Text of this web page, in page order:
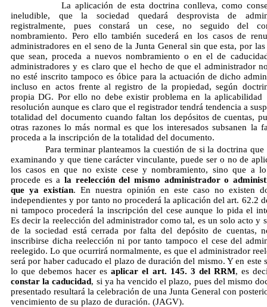
La aplicación de esta doctrina conlleva, como
ineludible, que la sociedad quedará desprovista de
registralmente, pues constará un cese, no seguido del
nombramiento. Pero ello también sucederá en los casos de
administradores en el seno de la Junta General sin que esta, por las
que sean, proceda a nuevos nombramiento o en el de
administradores y es claro que el hecho de que el administrador
no esté inscrito tampoco es óbice para la actuación de dicho
incluso en actos frente al registro de la propiedad, según
propia DG. Por ello no debe existir problema en la aplicabilidad
resolución aunque es claro que el registrador tendrá tendencia a
totalidad del documento cuando faltan los depósitos de cuentas,
otras razones lo más normal es que los interesados subsanen la
proceda a la inscripción de la totalidad del documento.
Para terminar planteamos la cuestión de si la doctrina que
examinando y que tiene carácter vinculante, puede ser o no de
los casos en que no existe cese y nombramiento, sino que a
procede es a la reelección del mismo administrador o
que ya existían. En nuestra opinión en este caso no existen
independientes y por tanto no procederá la aplicación del art. 62.2
ni tampoco procederá la inscripción del cese aunque lo pida el
Es decir la reelección del administrador como tal, es un solo acto y
de la sociedad está cerrada por falta del depósito de cuentas,
inscribirse dicha reelección ni por tanto tampoco el cese del
reelegido. Lo que ocurrirá normalmente, es que el administrador
será por haber caducado el plazo de duración del mismo. Y en este
lo que debemos hacer esaplicar el art. 145. 3 del RRM, es
constar la caducidad, si ya ha vencido el plazo, pues del mismo
presentado resultará la celebración de una Junta General con
vencimiento de su plazo de duración. (JAGV).